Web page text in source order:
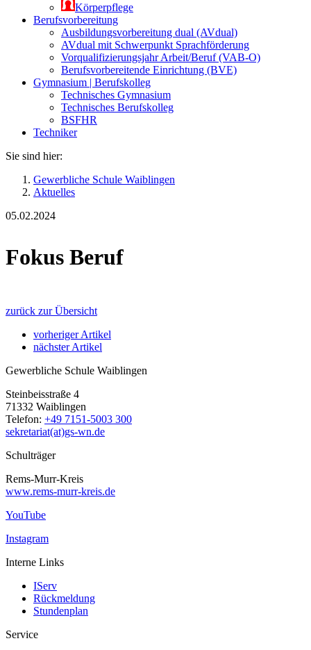
Körperpflege
Berufsvorbereitung
Ausbildungsvorbereitung dual (AVdual)
AVdual mit Schwerpunkt Sprachförderung
Vorqualifizierungsjahr Arbeit/Beruf (VAB-O)
Berufsvorbereitende Einrichtung (BVE)
Gymnasium | Berufskolleg
Technisches Gymnasium
Technisches Berufskolleg
BSFHR
Techniker
Sie sind hier:
Gewerbliche Schule Waiblingen
Aktuelles
05.02.2024
Fokus Beruf
zurück zur Übersicht
vorheriger Artikel
nächster Artikel
Gewerbliche Schule Waiblingen
Steinbeisstraße 4
71332 Waiblingen
Telefon: +49 7151-5003 300
sekretariat(at)gs-wn.de
Schulträger
Rems-Murr-Kreis
www.rems-murr-kreis.de
YouTube
Instagram
Interne Links
IServ
Rückmeldung
Stundenplan
Service